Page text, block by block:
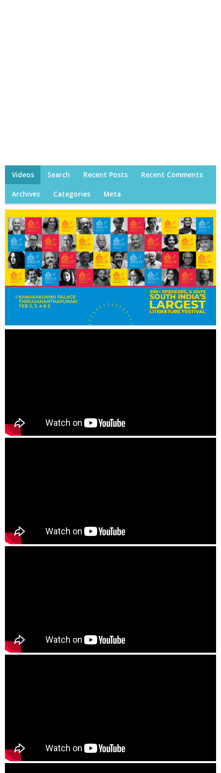
Videos Search Recent Posts Recent Comments
Archives Categories Meta